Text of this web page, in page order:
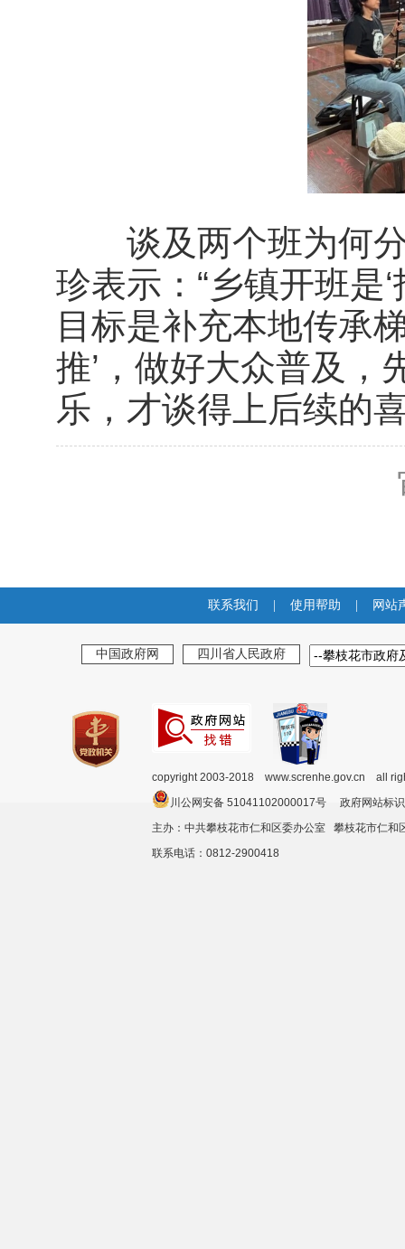
谈及两个班为何分
珍表示：“乡镇开班是
目标是补充本地传承
推’，做好大众普及，
乐，才谈得上后续的
联系我们 使用帮助 网站
中国政府网 四川省人民政府
copyright 2003-2018 www.screnhe.gov.cn all
川公网安备 51041102000017号 政府网站
主办：中共攀枝花市仁和区委办公室 攀枝花市仁
联系电话：0812-2900418